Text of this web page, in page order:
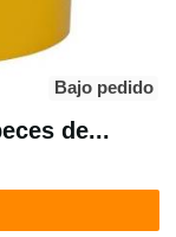
Bajo pedido
de...